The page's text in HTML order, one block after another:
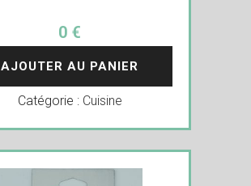
0 €
AJOUTER AU PANIER
Catégorie : Cuisine